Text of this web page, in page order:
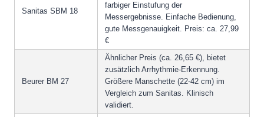
Sanitas SBM 18
farbiger Einstufung der
Messergebnisse. Einfache Bedienung,
gute Messgenauigkeit. Preis: ca. 27,99
€
Beurer BM 27
Ähnlicher Preis (ca. 26,65 €), bietet
zusätzlich Arrhythmie-Erkennung.
Größere Manschette (22-42 cm) im
Vergleich zum Sanitas. Klinisch
validiert.